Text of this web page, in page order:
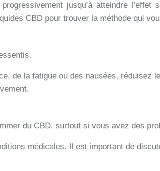
jusqu’à atteindre l’effet
CBD pour trouver la méthode qui
de la fatigue ou des nausées, réduisez
du CBD, surtout si vous avez des
médicales. Il est important de